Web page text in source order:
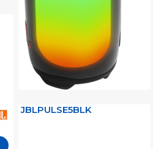
JBLPULSE5BLK